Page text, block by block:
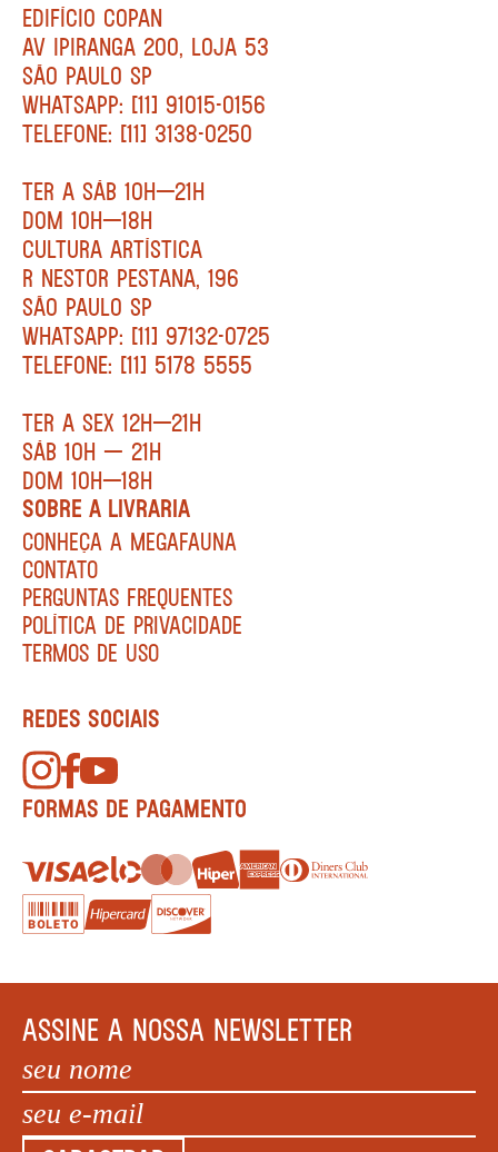
EDIFÍCIO COPAN
AV IPIRANGA 200, LOJA 53
SÃO PAULO SP
WHATSAPP: [11] 91015-0156
TELEFONE: [11] 3138-0250
TER A SÁB 10H—21H
DOM 10H—18H
CULTURA ARTÍSTICA
R NESTOR PESTANA, 196
SÃO PAULO SP
WHATSAPP: [11] 97132-0725
TELEFONE: [11] 5178 5555
TER A SEX 12H—21H
SÁB 10H — 21H
DOM 10H—18H
SOBRE A LIVRARIA
CONHEÇA A MEGAFAUNA
CONTATO
PERGUNTAS FREQUENTES
POLÍTICA DE PRIVACIDADE
TERMOS DE USO
REDES SOCIAIS
FORMAS DE PAGAMENTO
ASSINE A NOSSA NEWSLETTER